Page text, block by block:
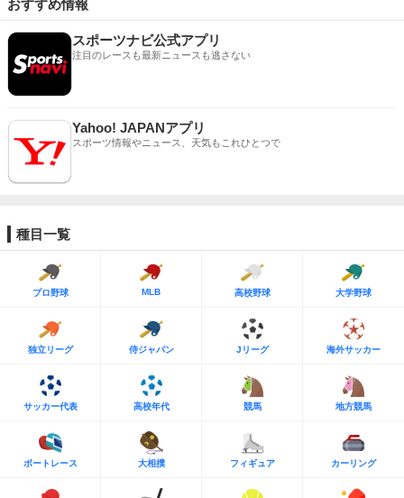
おすすめ情報
スポーツナビ公式アプリ
注目のレースも最新ニュースも逃さない
Yahoo! JAPANアプリ
スポーツ情報やニュース、天気もこれひとつで
種目一覧
プロ野球 MLB 高校野球 大学野球
独立リーグ 侍ジャパン Jリーグ 海外サッカー
サッカー代表 高校年代 競馬 地方競馬
ボートレース 大相撲 フィギュア カーリング